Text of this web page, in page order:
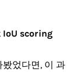
IoU scoring
었다면, 이 과